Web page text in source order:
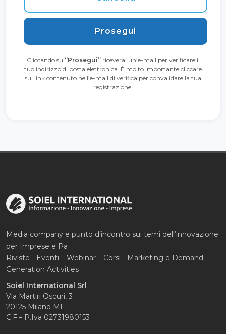
Prosegui
Cliccando su “Prosegui”riceverai un’e-mail per verificare il
tuo indirizzo di posta elettronica. È molto importante cliccare
sul link contenuto nell’e-mail di verifica per convalidare la tua
registrazione.
Media company e punto d’incontro sui temi dell’innovazione
per Imprese e Pa
Riviste - Eventi – Webinar – Corsi - Marketing e Demand
Generation Activities
Soiel International Srl
Via Martiri Oscuri, 3
20125 Milano MI
C.F.– P.Iva 02731980153